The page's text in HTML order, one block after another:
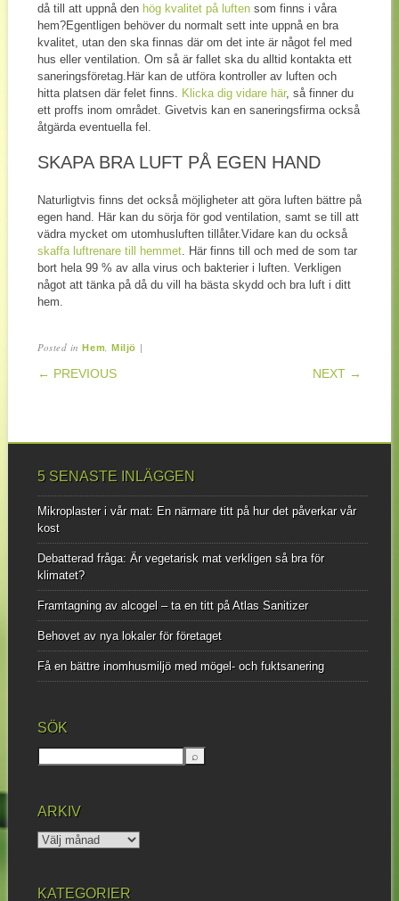
då till att uppnå den hög kvalitet på luftensom finns i våra
hem?Egentligen behöver du normalt sett inte uppnå en bra
kvalitet, utan den ska finnas där om det inte är något fel med
hus eller ventilation. Om så är fallet ska du alltid kontakta ett
saneringsföretag.Här kan de utföra kontroller av luften och
hitta platsen där felet finns. Klicka dig vidare här, så finner du
ett proffs inom området. Givetvis kan en saneringsfirma också
åtgärda eventuella fel.
SKAPA BRA LUFT PÅ EGEN HAND
Naturligtvis finns det också möjligheter att göra luften bättre på
egen hand. Här kan du sörja för god ventilation, samt se till att
vädra mycket om utomhusluften tillåter.Vidare kan du också
skaffa luftrenare till hemmet. Här finns till och med de som tar
bort hela 99 % av alla virus och bakterier i luften. Verkligen
något att tänka på då du vill ha bästa skydd och bra luft i ditt
hem.
Posted inHem,Miljö |
POST NAVIGATION
← PREVIOUS NEXT →
5 SENASTE INLÄGGEN
Mikroplaster i vår mat: En närmare titt på hur det påverkar vår
kost
Debatterad fråga: Är vegetarisk mat verkligen så bra för
klimatet?
Framtagning av alcogel – ta en titt på Atlas Sanitizer
Behovet av nya lokaler för företaget
Få en bättre inomhusmiljö med mögel- och fuktsanering
SÖK
ARKIV
Arkiv
KATEGORIER